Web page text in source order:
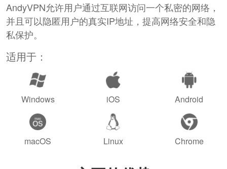
AndyVPN允许用户通过互联网访问一个私密的网络，
并且可以隐匿用户的真实IP地址，提高网络安全和隐
私保护。
适用于：
Windows iOS Android
macOS Linux Chrome